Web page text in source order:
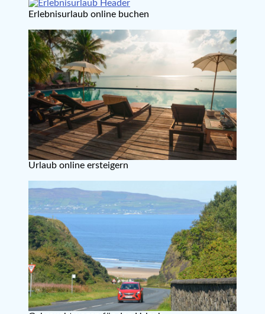
Erlebnisurlaub online buchen
Urlaub online ersteigern